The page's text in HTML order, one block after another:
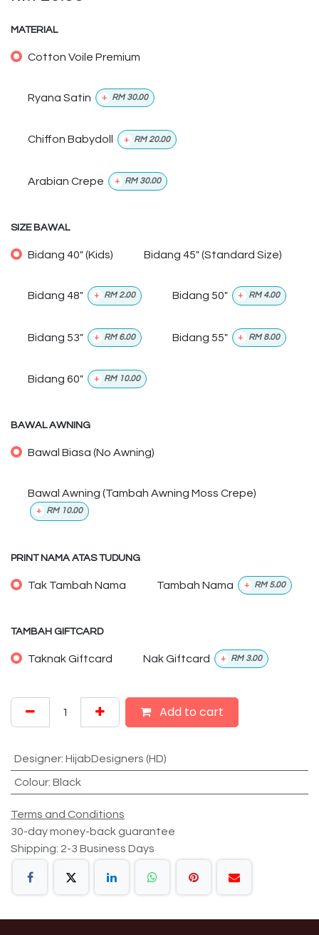
MATERIAL
Cotton Voile Premium
Ryana Satin + RM 30.00
Chiffon Babydoll + RM 20.00
Arabian Crepe + RM 30.00
SIZE BAWAL
Bidang 40" (Kids) Bidang 45" (Standard Size)
Bidang 48" + RM2.00 Bidang 50" + RM 4.00
Bidang 53" + RM 6.00 Bidang 55" + RM 8.00
Bidang 60" + RM 10.00
BAWAL AWNING
Bawal Biasa (No Awning)
Bawal Awning (Tambah Awning Moss Crepe)
+ RM 10.00
PRINT NAMA ATAS TUDUNG
Tak Tambah Nama Tambah Nama + RM 5.00
TAMBAH GIFTCARD
Taknak Giftcard Nak Giftcard + RM 3.00
Add to cart
Designer: HijabDesigners (HD)
Colour: Black
Terms and Conditions
30-day money-back guarantee
Shipping: 2-3 Business Days